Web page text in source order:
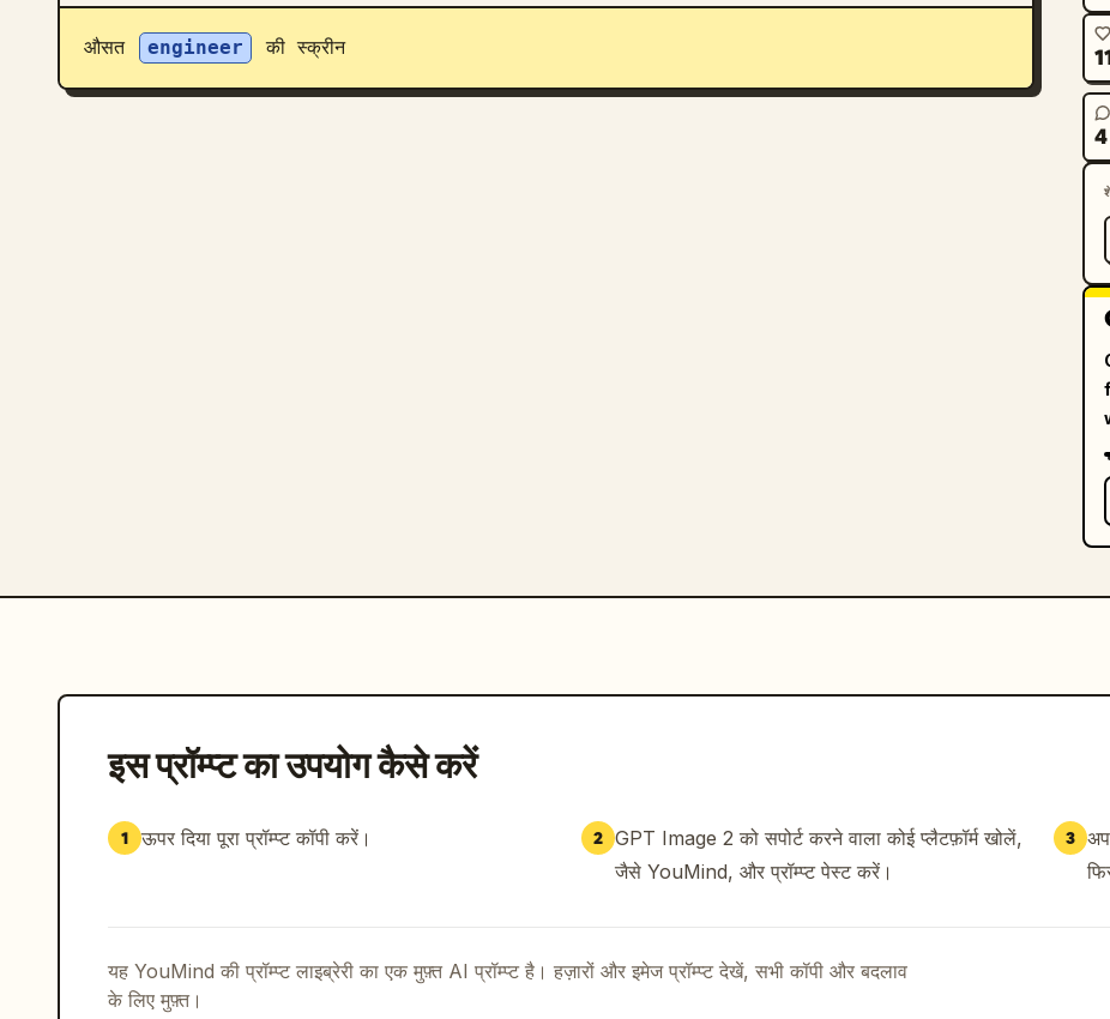
औसत engineer की स्क्रीन
4
इस प्रॉम्प्ट का उपयोग कैसे करें
1 ऊपर दिया पूरा प्रॉम्प्ट कॉपी करें। 2 GPT Image 2 को सपोर्ट करने वाला कोई प्लैटफ़ॉर्म खोलें,
जैसे YouMind, और प्रॉम्प्ट पेस्ट करें।
3
यह YouMind की प्रॉम्प्ट लाइब्रेरी का एक मुफ़्त AI प्रॉम्प्ट है। हज़ारों और इमेज प्रॉम्प्ट देखें, सभी कॉपी और बदलाव
के लिए मुफ़्त।